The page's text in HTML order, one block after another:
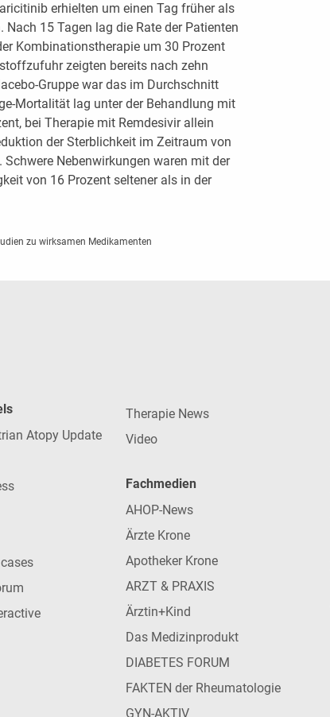
erhielten um einen Tag früher als
15 Tagen lag die Rate der Patienten
Kombinationstherapie um 30 Prozent
zeigten bereits nach zehn
Gruppe war das im Durchschnitt
Mortalität lag unter der Behandlung mit
bei Therapie mit Remdesivir allein
der Sterblichkeit im Zeitraum von
Nebenwirkungen waren mit der
von 16 Prozent seltener als in der
zu wirksamen Medikamenten
Atopy Update
Therapie News
Video
Fachmedien
AHOP-News
Ärzte Krone
Apotheker Krone
ARZT & PRAXIS
Ärztin+Kind
Das Medizinprodukt
DIABETES FORUM
FAKTEN der Rheumatologie
GYN-AKTIV